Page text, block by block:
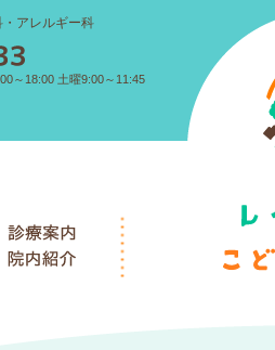
アレルギー科
～18:00 土曜9:00～11:45